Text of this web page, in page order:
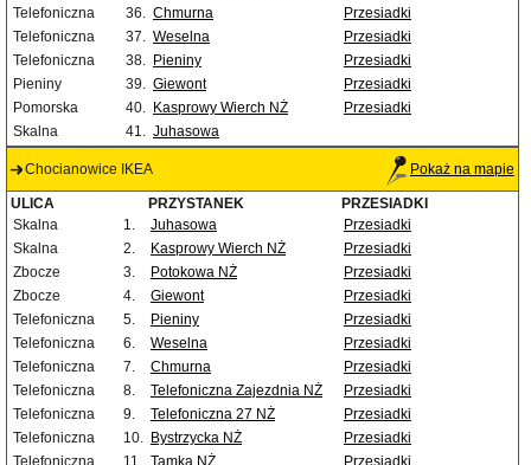
Telefoniczna
36. Chmurna
Przesiadki
Telefoniczna
37. Weselna
Przesiadki
Telefoniczna
38. Pieniny
Przesiadki
Pieniny
39. Giewont
Przesiadki
Pomorska
40. Kasprowy Wierch NŻ
Przesiadki
Skalna
41. Juhasowa
Chocianowice IKEA Pokaż na mapie
ULICA PRZYSTANEK
PRZESIADKI
Skalna
1. Juhasowa
Przesiadki
Skalna
2. Kasprowy Wierch NŻ
Przesiadki
Zbocze
3. Potokowa NŻ
Przesiadki
Zbocze
4. Giewont
Przesiadki
Telefoniczna
5. Pieniny
Przesiadki
Telefoniczna
6. Weselna
Przesiadki
Telefoniczna
7. Chmurna
Przesiadki
Telefoniczna
8. Telefoniczna Zajezdnia NŻ
Przesiadki
Telefoniczna
9. Telefoniczna 27 NŻ
Przesiadki
Telefoniczna
10. Bystrzycka NŻ
Przesiadki
Telefoniczna
11. Tamka NŻ
Przesiadki